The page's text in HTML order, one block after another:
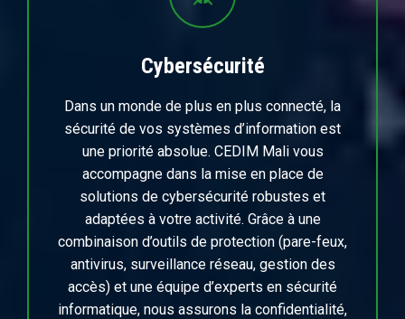
Cybersécurité
Dans un monde de plus en plus connecté, la
sécurité de vos systèmes d’information est
une priorité absolue. CEDIM Mali vous
accompagne dans la mise en place de
solutions de cybersécurité robustes et
adaptées à votre activité. Grâce à une
combinaison d’outils de protection (pare-feux,
antivirus, surveillance réseau, gestion des
accès) et une équipe d’experts en sécurité
informatique, nous assurons la confidentialité,